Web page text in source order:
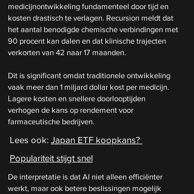
medicijnontwikkeling fundamenteel door tijd en
kosten drastisch te verlagen. Recursion meldt dat
het aantal benodigde chemische verbindingen met
90 procent kan dalen en dat klinische trajecten
verkorten van 42 naar 17 maanden.
Dit is significant omdat traditionele ontwikkeling
vaak meer dan 1 miljard dollar kost per medicijn.
Lagere kosten en snellere doorlooptijden
verhogen de kans op rendement voor
farmaceutische bedrijven.
Lees ook: Japan ETF koopkans?
Populariteit stijgt snel
De interpretatie is dat AI niet alleen efficiënter
werkt, maar ook betere beslissingen mogelijk